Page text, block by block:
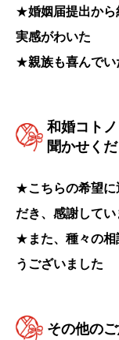
★婚姻届提出か
実感がわいた
★親族も喜んで
和婚コト
聞かせく
★こちらの希望
だき、感謝してい
★ また、種々の
うございました
その他の